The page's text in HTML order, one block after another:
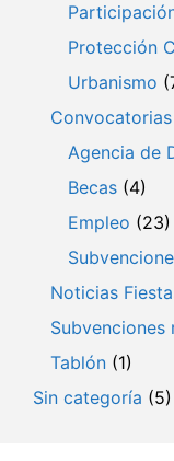
Protección
Urbanismo
Convocatorias
Agencia de
Becas (4)
Empleo (23)
Noticias
Subvenciones
Tablón (1)
Sin categoría (5)